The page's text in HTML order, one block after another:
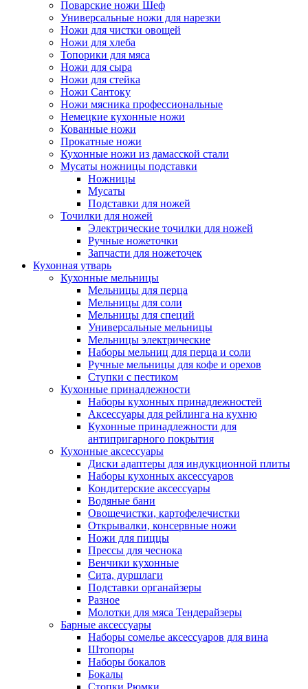
Поварские ножи Шеф
Универсальные ножи для нарезки
Ножи для чистки овощей
Ножи для хлеба
Топорики для мяса
Ножи для сыра
Ножи для стейка
Ножи Сантоку
Ножи мясника профессиональные
Немецкие кухонные ножи
Кованные ножи
Прокатные ножи
Кухонные ножи из дамасской стали
Мусаты ножницы подставки
Ножницы
Мусаты
Подставки для ножей
Точилки для ножей
Электрические точилки для ножей
Ручные ножеточки
Запчасти для ножеточек
Кухонная утварь
Кухонные мельницы
Мельницы для перца
Мельницы для соли
Мельницы для специй
Универсальные мельницы
Мельницы электрические
Наборы мельниц для перца и соли
Ручные мельницы для кофе и орехов
Ступки с пестиком
Кухонные принадлежности
Наборы кухонных принадлежностей
Аксессуары для рейлинга на кухню
Кухонные принадлежности для
антипригарного покрытия
Кухонные аксессуары
Диски адаптеры для индукционной плиты
Наборы кухонных аксессуаров
Кондитерские аксессуары
Водяные бани
Овощечистки, картофелечистки
Открывалки, консервные ножи
Ножи для пиццы
Прессы для чеснока
Венчики кухонные
Сита, дуршлаги
Подставки органайзеры
Разное
Молотки для мяса Тендерайзеры
Барные аксессуары
Наборы сомелье аксессуаров для вина
Штопоры
Наборы бокалов
Бокалы
Стопки Рюмки